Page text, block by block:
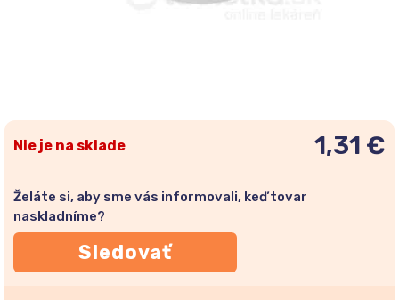
Nie je na sklade 1,31 €
Želáte si, aby sme vás informovali, keď tovar
naskladníme?
Sledovať